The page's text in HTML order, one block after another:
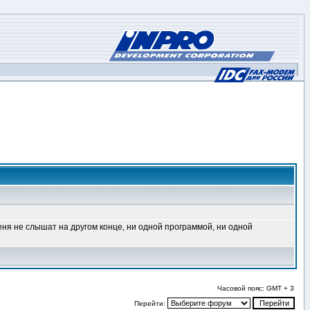
не слышат на другом конце, ни одной программой, ни одной
Часовой пояс: GMT + 3
Перейти: